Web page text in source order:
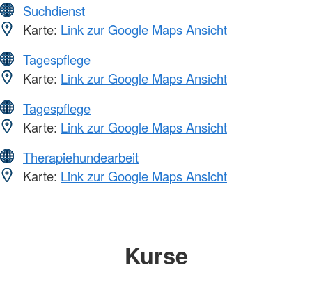
Suchdienst
Karte: Link zur Google Maps Ansicht
Tagespflege
Karte: Link zur Google Maps Ansicht
Tagespflege
Karte: Link zur Google Maps Ansicht
Therapiehundearbeit
Karte: Link zur Google Maps Ansicht
Kurse